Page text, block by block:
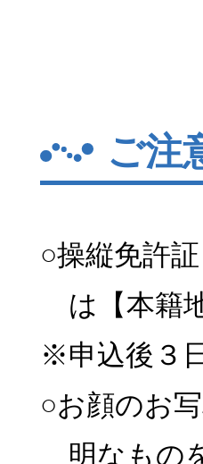
ご注
○操縦免許
は【本籍
※申込後３
○お顔のお
明なもの